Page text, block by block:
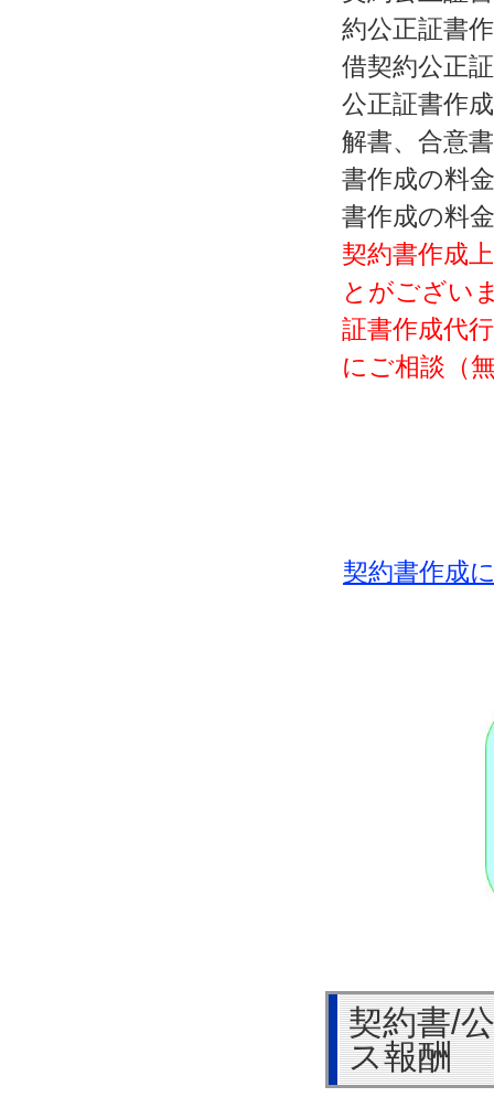
約公正証書
借契約公正
公正証書作
解書、合意
書作成の料
書作成の料
契約書作成
とがござい
証書作成代
にご相談（
契約書作成
契約書/
ス報酬